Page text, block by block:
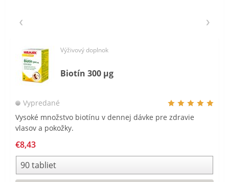
Výživový doplnok
Biotín 300 µg
Vypredané
Vysoké množstvo biotínu v dennej dávke pre zdravie
vlasov a pokožky.
€8,43